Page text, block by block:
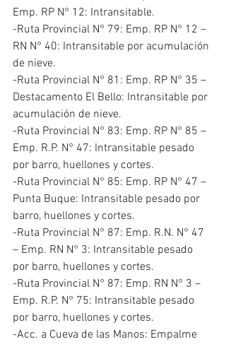
Emp. RP N° 12: Intransitable.
-Ruta Provincial N° 79: Emp. RP N° 12 –
RN N° 40: Intransitable por acumulación
de nieve.
-Ruta Provincial N° 81: Emp. RP N° 35 –
Destacamento El Bello: Intransitable por
acumulación de nieve.
-Ruta Provincial N° 83: Emp. RP N° 85 –
Emp. R.P. N° 47: Intransitable pesado
por barro, huellones y cortes.
-Ruta Provincial N° 85: Emp. RP N° 47 –
Punta Buque: Intransitable pesado por
barro, huellones y cortes.
-Ruta Provincial N° 87: Emp. R.N. N° 47
– Emp. RN N° 3: Intransitable pesado
por barro, huellones y cortes.
-Ruta Provincial N° 87: Emp. RN N° 3 –
Emp. R.P. N° 75: Intransitable pesado
por barro, huellones y cortes.
-Acc. a Cueva de las Manos: Empalme